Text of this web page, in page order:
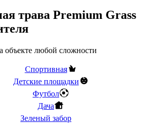
трава Premium Grass
объекте любой сложности
Спортивная
Детские площадки
Футбол
Дача
Зеленый забор